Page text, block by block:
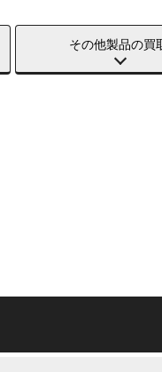
その他製品の買